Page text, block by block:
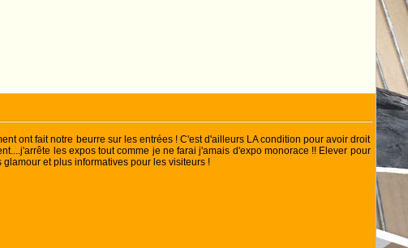
ont fait notre beurre sur les entrées ! C'est d'ailleurs LA condition pour avoir droit
les expos tout comme je ne farai j'amais d'expo monorace !! Elever pour
et plus informatives pour les visiteurs !